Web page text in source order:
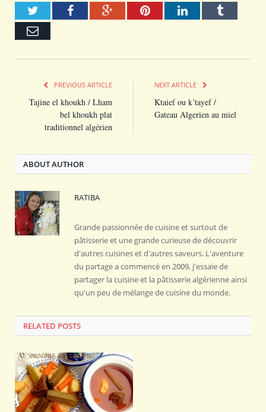
TwitterFacebookGoogle+PinterestLinkedInTumblr
Email
PREVIOUS ARTICLE
Tajine el khoukh / Lham
bel khoukh plat
traditionnel algérien
NEXT ARTICLE
Ktaief ou k’tayef /
Gateau Algerien au miel
ABOUT AUTHOR
RATIBA
Grande passionnée de cuisine et surtout de
pâtisserie et une grande curieuse de découvrir
d'autres cuisines et d'autres saveurs. L'aventure
du partage a commencé en 2009, j'essaie de
partager la cuisine et la pâtisserie algérienne ainsi
qu'un peu de mélange de cuisine du monde.
RELATED POSTS